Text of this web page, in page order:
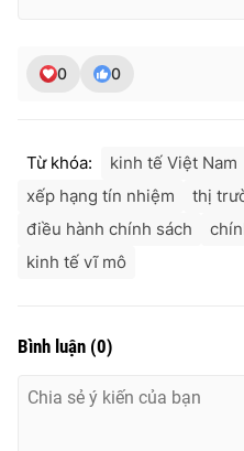
0 0
Từ khóa: kinh tế Việt Nam
xếp hạng tín nhiệm
thị
điều hành chính sách
kinh tế vĩ mô
Bình luận (0)